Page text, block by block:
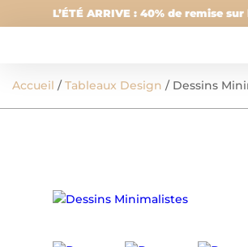
L’ÉTÉ ARRIVE : 40% de remise
Accueil /Tableaux Design / Dessins